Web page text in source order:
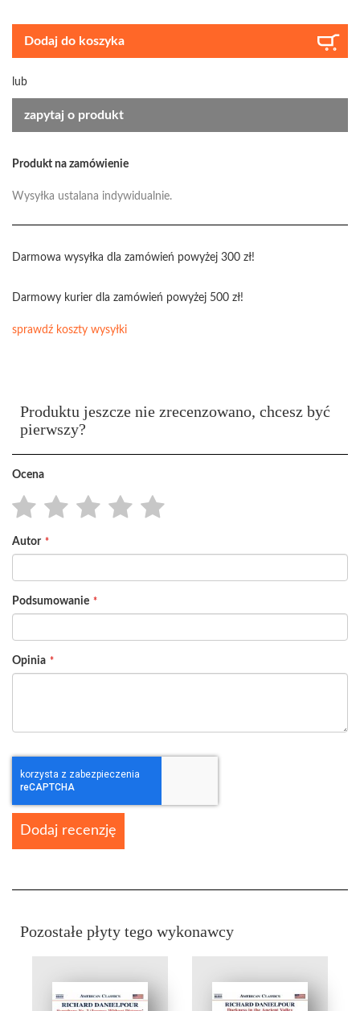
Dodaj do koszyka
lub
zapytaj o produkt
Produkt na zamówienie
Wysyłka ustalana indywidualnie.
Darmowa wysyłka dla zamówień powyżej 300 zł!
Darmowy kurier dla zamówień powyżej 500 zł!
sprawdź koszty wysyłki
Produktu jeszcze nie zrecenzowano, chcesz być
pierwszy?
Ocena
star
stars
stars
stars
stars
Autor
Podsumowanie
Opinia
Dodaj recenzję
Pozostałe płyty tego wykonawcy